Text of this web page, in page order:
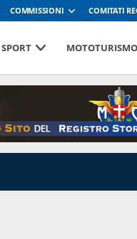
COMMISSIONI COMITATI
SPORT MOTOTURISMO